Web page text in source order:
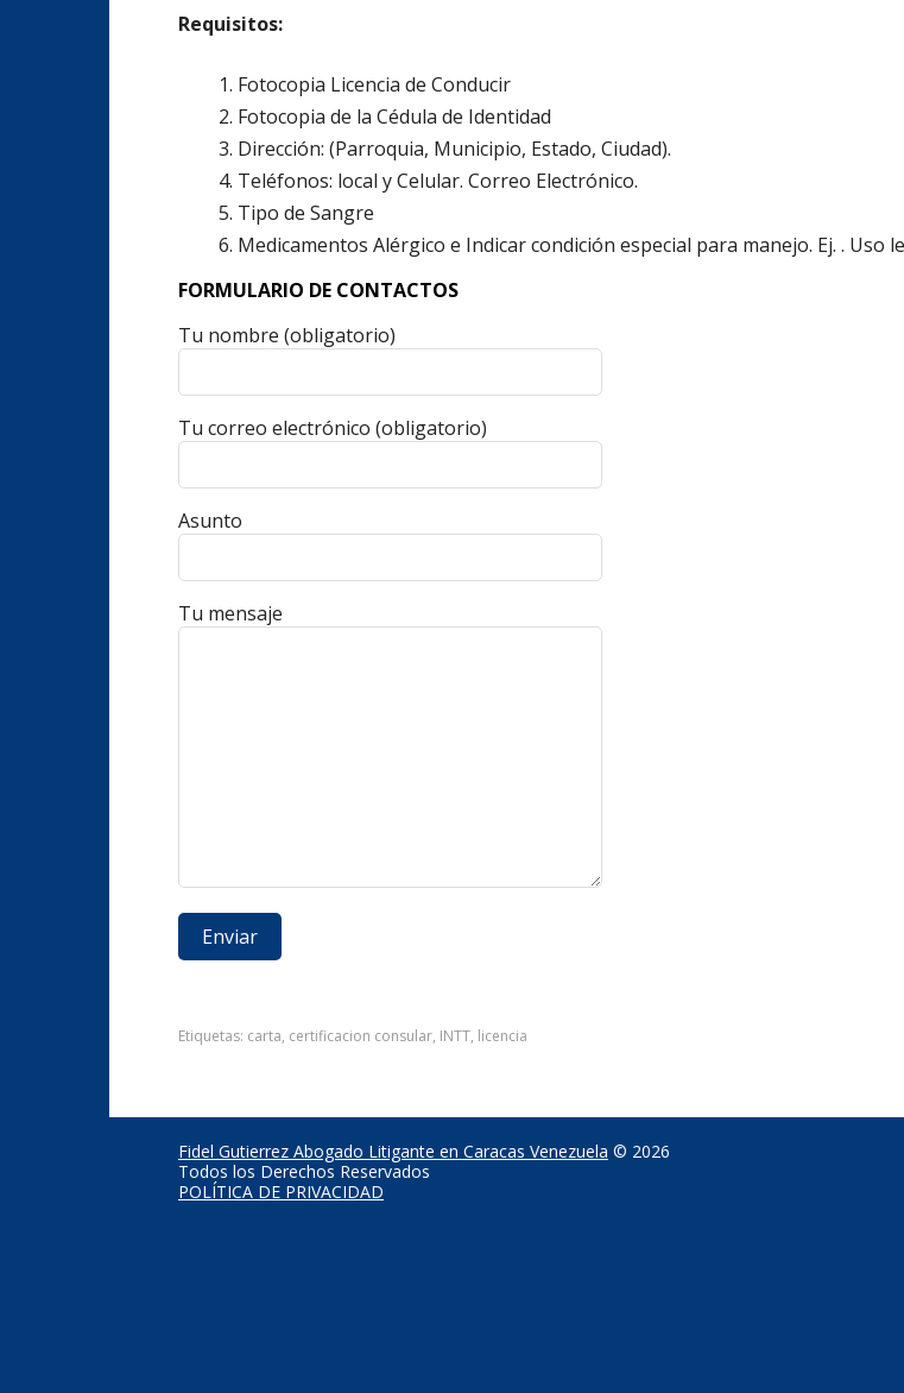
Requisitos:
Fotocopia Licencia de Conducir
Fotocopia de la Cédula de Identidad
Dirección: (Parroquia, Municipio, Estado, Ciudad).
Teléfonos: local y Celular. Correo Electrónico.
Tipo de Sangre
Medicamentos Alérgico e Indicar condición especial para manejo. Ej. . Uso
FORMULARIO DE CONTACTOS
Tu nombre (obligatorio)
Tu correo electrónico (obligatorio)
Asunto
Tu mensaje
Etiquetas: carta, certificacion consular, INTT, licencia
Fidel Gutierrez Abogado Litigante en Caracas Venezuela © 2026
Todos los Derechos Reservados
POLÍTICA DE PRIVACIDAD